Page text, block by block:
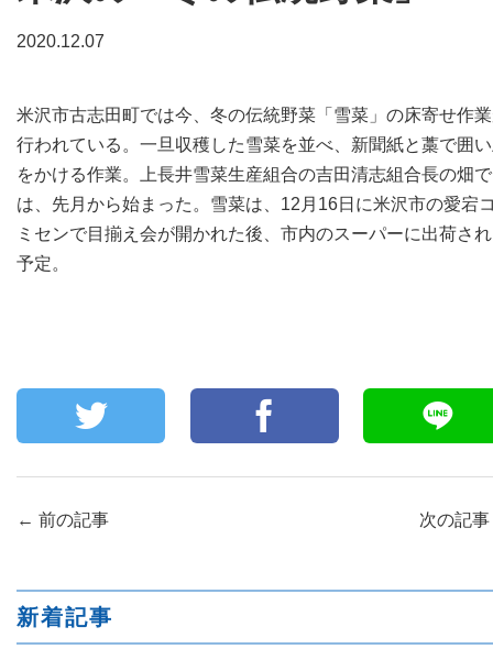
お問い合わせ
お申し込み
〒041-0801
北海道函館市桔梗町379-31
0138-34-2525
営業時間 9:00～18:00
〒950-1189
新潟県新潟市西区山田2310-39
025-210-1200
営業時間 9:00～18:00
2020.12.07
米沢市古志田町では今、冬の伝統野菜「雪菜」の床寄せ作
行われている。一旦収穫した雪菜を並べ、新聞紙と藁で囲
をかける作業。上長井雪菜生産組合の吉田清志組合長の畑で
は、先月から始まった。雪菜は、12月16日に米沢市の愛宕
ミセンで目揃え会が開かれた後、市内のスーパーに出荷さ
予定。
← 前の記事 次の記事
新着記事